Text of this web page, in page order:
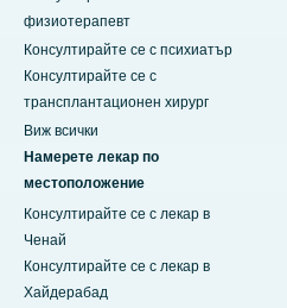
физиотерапевт
Консултирайте се с психиатър
Консултирайте се с
трансплантационен хирург
Виж всички
Намерете лекар по
местоположение
Консултирайте се с лекар в
Ченай
Консултирайте се с лекар в
Хайдерабад